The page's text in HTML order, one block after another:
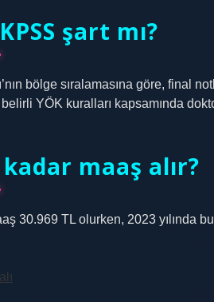
şart mı?
bölge sıralamasına göre, final
YÖK kuralları kapsamında
kadar maaş alır?
30.969 TL olurken, 2023 yılında